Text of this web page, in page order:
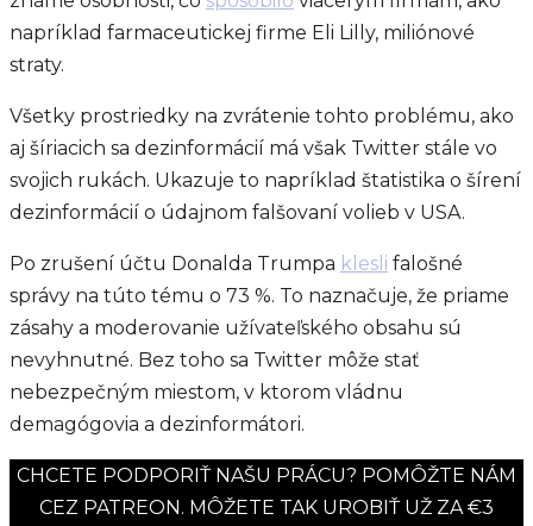
napríklad farmaceutickej firme Eli Lilly, miliónové
straty.
Všetky prostriedky na zvrátenie tohto problému, ako
aj šíriacich sa dezinformácií má však Twitter stále vo
svojich rukách. Ukazuje to napríklad štatistika o šírení
dezinformácií o údajnom falšovaní volieb v USA.
Po zrušení účtu Donalda Trumpa klesli falošné
správy na túto tému o 73 %. To naznačuje, že priame
zásahy a moderovanie užívateľského obsahu sú
nevyhnutné. Bez toho sa Twitter môže stať
nebezpečným miestom, v ktorom vládnu
demagógovia a dezinformátori.
CHCETE PODPORIŤ NAŠU PRÁCU? POMÔŽTE NÁM
CEZ PATREON. MÔŽETE TAK UROBIŤ UŽ ZA €3